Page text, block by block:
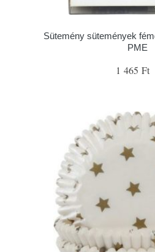
Sütemény sütemények
PME
1 465 Ft